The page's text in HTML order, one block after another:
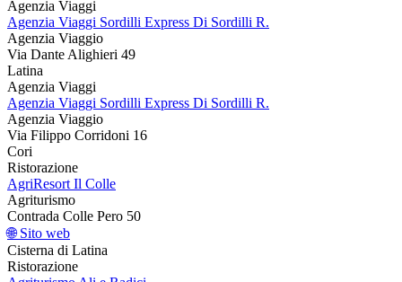
Agenzia Viaggi
Agenzia Viaggi Sordilli Express Di Sordilli R.
Agenzia Viaggio
Via Dante Alighieri 49
Latina
Agenzia Viaggi
Agenzia Viaggi Sordilli Express Di Sordilli R.
Agenzia Viaggio
Via Filippo Corridoni 16
Cori
Ristorazione
AgriResort Il Colle
Agriturismo
Contrada Colle Pero 50
🌐 Sito web
Cisterna di Latina
Ristorazione